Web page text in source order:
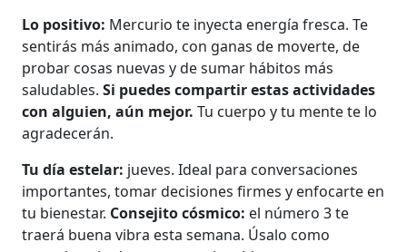
Lo positivo: Mercurio te inyecta energía fresca. Te
sentirás más animado, con ganas de moverte, de
probar cosas nuevas y de sumar hábitos más
saludables.Si puedes compartir estas actividades
con alguien, aún mejor.Tu cuerpo y tu mente te lo
agradecerán.
Tu día estelar: jueves. Ideal para conversaciones
importantes, tomar decisiones firmes y enfocarte en
tu bienestar. Consejito cósmico: el número 3 te
traerá buena vibra esta semana. Úsalo como